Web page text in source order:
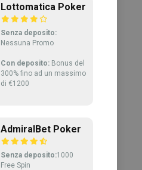
Lottomatica Poker
Senza deposito:
Nessuna Promo
Con deposito: Bonus del
300% fino ad un massimo
di €1200
AdmiralBet Poker
Senza deposito:1000
Free Spin